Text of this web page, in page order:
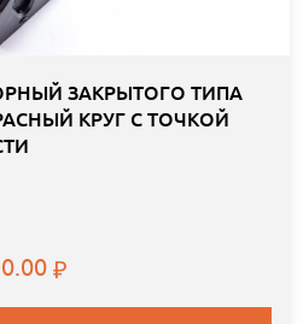
ЗАКРЫТОГО ТИПА
КРУГ С ТОЧКОЙ